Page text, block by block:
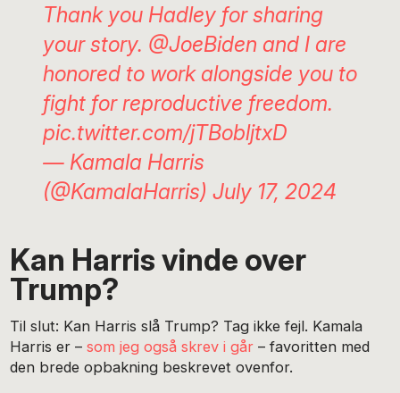
Thank you Hadley for sharing
your story. @JoeBiden and I are
honored to work alongside you to
fight for reproductive freedom.
pic.twitter.com/jTBobljtxD
— Kamala Harris
(@KamalaHarris) July 17, 2024
Kan Harris vinde over
Trump?
Til slut: Kan Harris slå Trump? Tag ikke fejl. Kamala
Harris er –som jeg også skrev i går– favoritten med
den brede opbakning beskrevet ovenfor.